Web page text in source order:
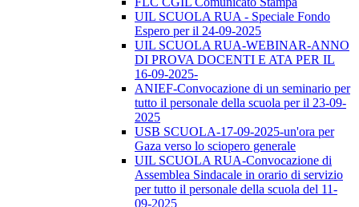
UIL SCUOLA RUA - Speciale Fondo
Espero per il 24-09-2025
UIL SCUOLA RUA-WEBINAR-ANNO
DI PROVA DOCENTI E ATA PER IL
16-09-2025-
ANIEF-Convocazione di un seminario per
tutto il personale della scuola per il 23-09-
2025
USB SCUOLA-17-09-2025-un'ora per
Gaza verso lo sciopero generale
UIL SCUOLA RUA-Convocazione di
Assemblea Sindacale in orario di servizio
per tutto il personale della scuola del 11-
09-2025